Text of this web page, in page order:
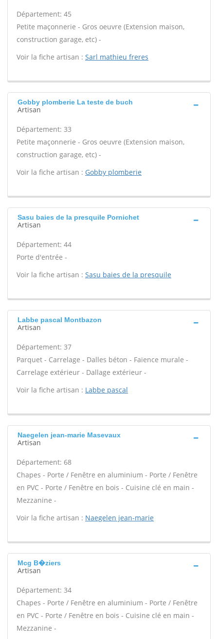
Département: 45
Petite maçonnerie - Gros oeuvre (Extension maison,
construction garage, etc) -
Voir la fiche artisan : Sarl mathieu freres
Gobby plomberie La teste de buch
Artisan
Département: 33
Petite maçonnerie - Gros oeuvre (Extension maison,
construction garage, etc) -
Voir la fiche artisan : Gobby plomberie
Sasu baies de la presquile Pornichet
Artisan
Département: 44
Porte d'entrée -
Voir la fiche artisan : Sasu baies de la presquile
Labbe pascal Montbazon
Artisan
Département: 37
Parquet - Carrelage - Dalles béton - Faïence murale -
Carrelage extérieur - Dallage extérieur -
Voir la fiche artisan : Labbe pascal
Naegelen jean-marie Masevaux
Artisan
Département: 68
Chapes - Porte / Fenêtre en aluminium - Porte / Fenêtre
en PVC - Porte / Fenêtre en bois - Cuisine clé en main -
Mezzanine -
Voir la fiche artisan : Naegelen jean-marie
Mcg B�ziers
Artisan
Département: 34
Chapes - Porte / Fenêtre en aluminium - Porte / Fenêtre
en PVC - Porte / Fenêtre en bois - Cuisine clé en main -
Mezzanine -